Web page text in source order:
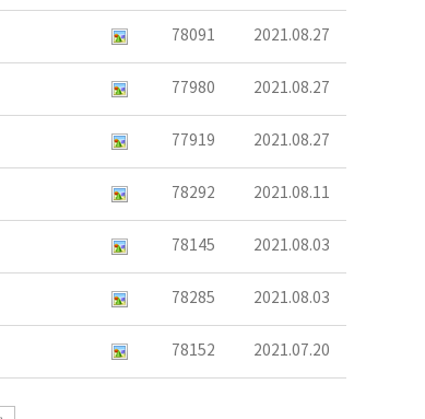
78091 2021.08.27
77980 2021.08.27
77919 2021.08.27
78292 2021.08.11
78145 2021.08.03
78285 2021.08.03
78152 2021.07.20